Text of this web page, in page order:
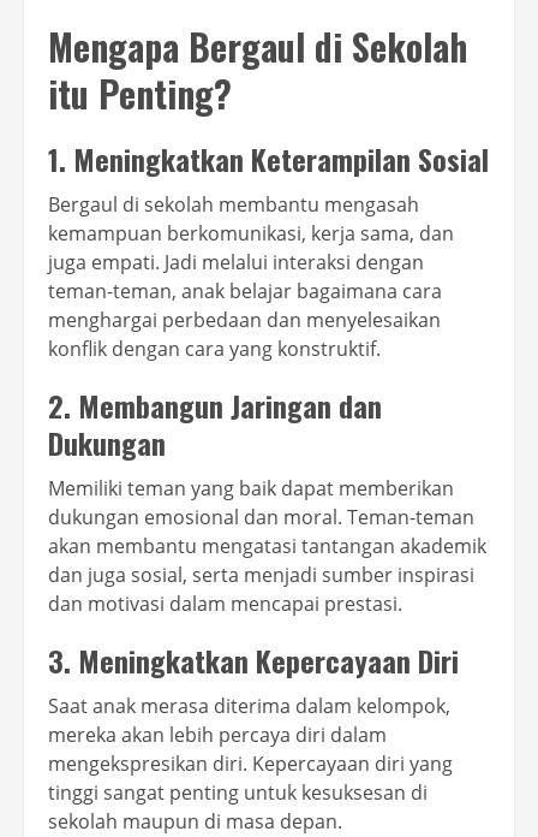
Mengapa Bergaul di Sekolah
itu Penting?
1. Meningkatkan Keterampilan Sosial
Bergaul di sekolah membantu mengasah
kemampuan berkomunikasi, kerja sama, dan
juga empati. Jadi melalui interaksi dengan
teman-teman, anak belajar bagaimana cara
menghargai perbedaan dan menyelesaikan
konflik dengan cara yang konstruktif.
2. Membangun Jaringan dan
Dukungan
Memiliki teman yang baik dapat memberikan
dukungan emosional dan moral. Teman-teman
akan membantu mengatasi tantangan akademik
dan juga sosial, serta menjadi sumber inspirasi
dan motivasi dalam mencapai prestasi.
3. Meningkatkan Kepercayaan Diri
Saat anak merasa diterima dalam kelompok,
mereka akan lebih percaya diri dalam
mengekspresikan diri. Kepercayaan diri yang
tinggi sangat penting untuk kesuksesan di
sekolah maupun di masa depan.